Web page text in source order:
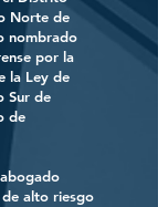
Norte de
nombrado
por la
la Ley de
Sur de
de
alto riesgo